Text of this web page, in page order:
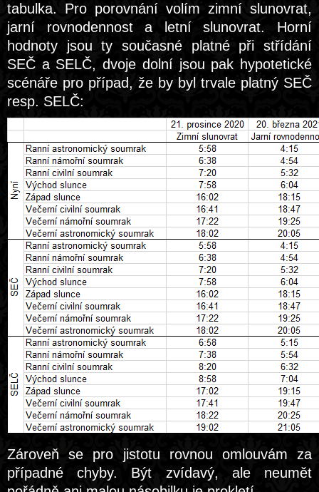
tabulka. Pro porovnání volím zimní slunovrat,
jarní rovnodennost a letní slunovrat. Horní
hodnoty jsou ty současné platné při střídání
SEČ a SELČ, dvoje dolní jsou pak hypotetické
scénáře pro případ, že by byl trvale platný SEČ
resp. SELČ:
Zároveň se pro jistotu rovnou omlouvám za
případné chyby. Být zvídavý, ale neumět